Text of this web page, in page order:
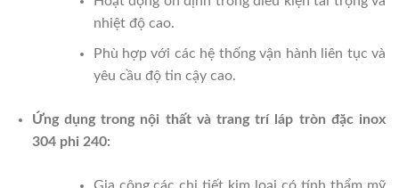
nhiệt độ cao.
Phù hợp với các hệ thống vận hành liên tục và
yêu cầu độ tin cậy cao.
Ứng dụng trong nội thất và trang trí láp tròn đặc inox
304 phi 240: